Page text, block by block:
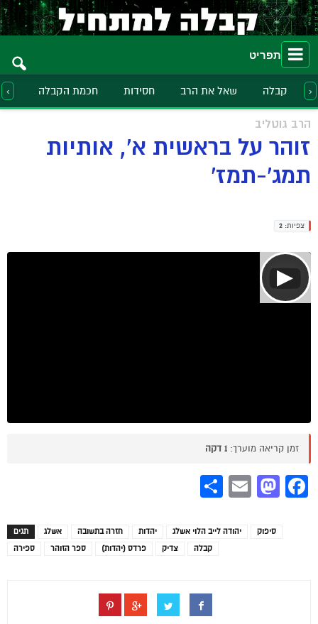
תפריט
קבלה שאל את הרב חסידות חכמת הקבלה ›
‹
הרב גוטליב
זוהר על בראשית א', אותיות
תמג'-תמז'
צפיות: 2
▶
זמן קריאה מוערך: 1 דקה
Facebook
Mastodon
Email
תגים אשלג חזרה בתשובה יהדות יהודה לייב הלוי אשלג
סיפוק
ספירה
ספר הזוהר פרדס (יהדות) צדיק קבלה